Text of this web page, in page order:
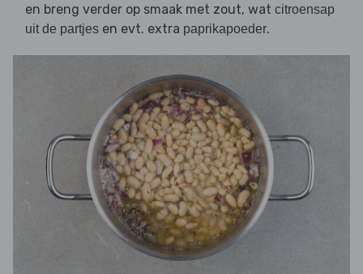
en breng verder op smaak met zout, wat citroensap
uit de partjes en evt. extra paprikapoeder.